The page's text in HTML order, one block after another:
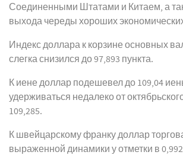
Соединенными Штатами и Китаем, а
выхода череды хороших
Индекс доллара к корзине основных
слегка снизился до 97,893 пункта.
К иене доллар подешевел до 109,04
удерживаться недалеко от
109,285.
К швейцарскому франку доллар
выраженной динамики у отметки в